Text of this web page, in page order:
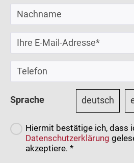
Sprache deutsch
Hiermit bestätige ich, dass
Datenschutzerklärung
akzeptiere. *